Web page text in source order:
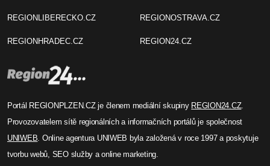
REGIONLIBERECKO.CZ
REGIONHRADEC.CZ
REGIONOSTRAVA.CZ
REGION24.CZ
Portál REGIONPLZEN.CZ je členem mediální skupiny REGION24.CZ.
Provozovatelem sítě regionálních a informačních portálů je společnost
UNIWEB. Online agentura UNIWEB byla založená v roce 1997 a poskytuje
tvorbu webů, SEO služby a online marketing.